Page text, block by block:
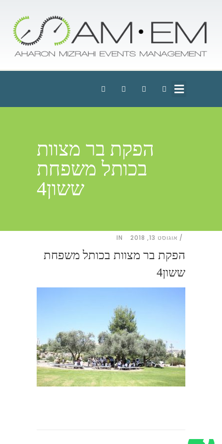
הפקת בר מצוות
בכותל משפחת
ששון4
אוגוסט 13, 2018 IN
הפקת בר מצוות בכותל משפחת
ששון4